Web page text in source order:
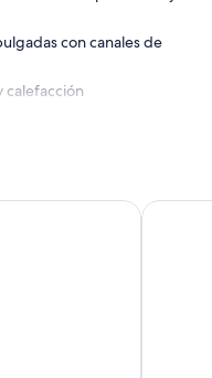
con canales de
calefacción
Tivoli